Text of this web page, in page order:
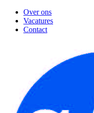
Over ons
Vacatures
Contact